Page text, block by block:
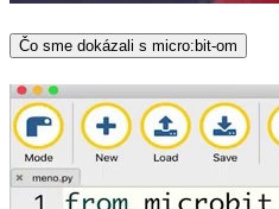
Čo sme dokázali s micro:bit-om